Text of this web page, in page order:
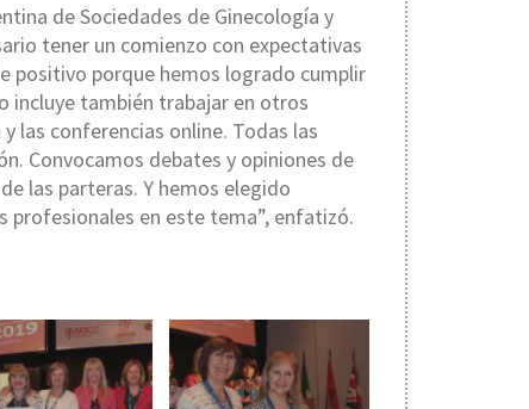
de Sociedades de Ginecología y
tener un comienzo con expectativas
positivo porque hemos logrado cumplir
incluye también trabajar en otros
las conferencias online. Todas las
Convocamos debates y opiniones de
las parteras. Y hemos elegido
profesionales en este tema”, enfatizó.